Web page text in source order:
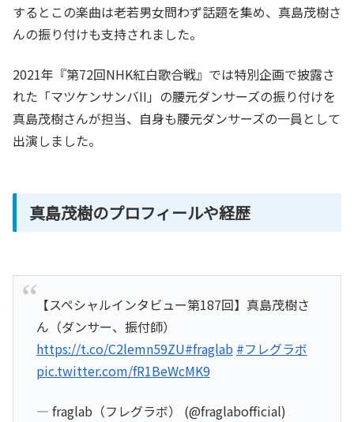
するとこの楽曲は老若男女問わず話題を集め、真島茂樹さ
んの振り付けも支持されました。
2021年『第72回NHK紅白歌合戦』では特別企画で披露さ
れた「マツケンサンバII」の腰元ダンサーズの振り付けを
真島茂樹さんが担当、自身も腰元ダンサーズの一員として
出演しました。
真島茂樹のプロフィールや経歴
【スペシャルインタビュー第187回】真島茂樹さ
ん（ダンサー、振付師）
https://t.co/C2lemn59ZU#fraglab #フレグラボ
pic.twitter.com/fR1BeWcMK9
— fraglab（フレグラボ） (@fraglabofficial)